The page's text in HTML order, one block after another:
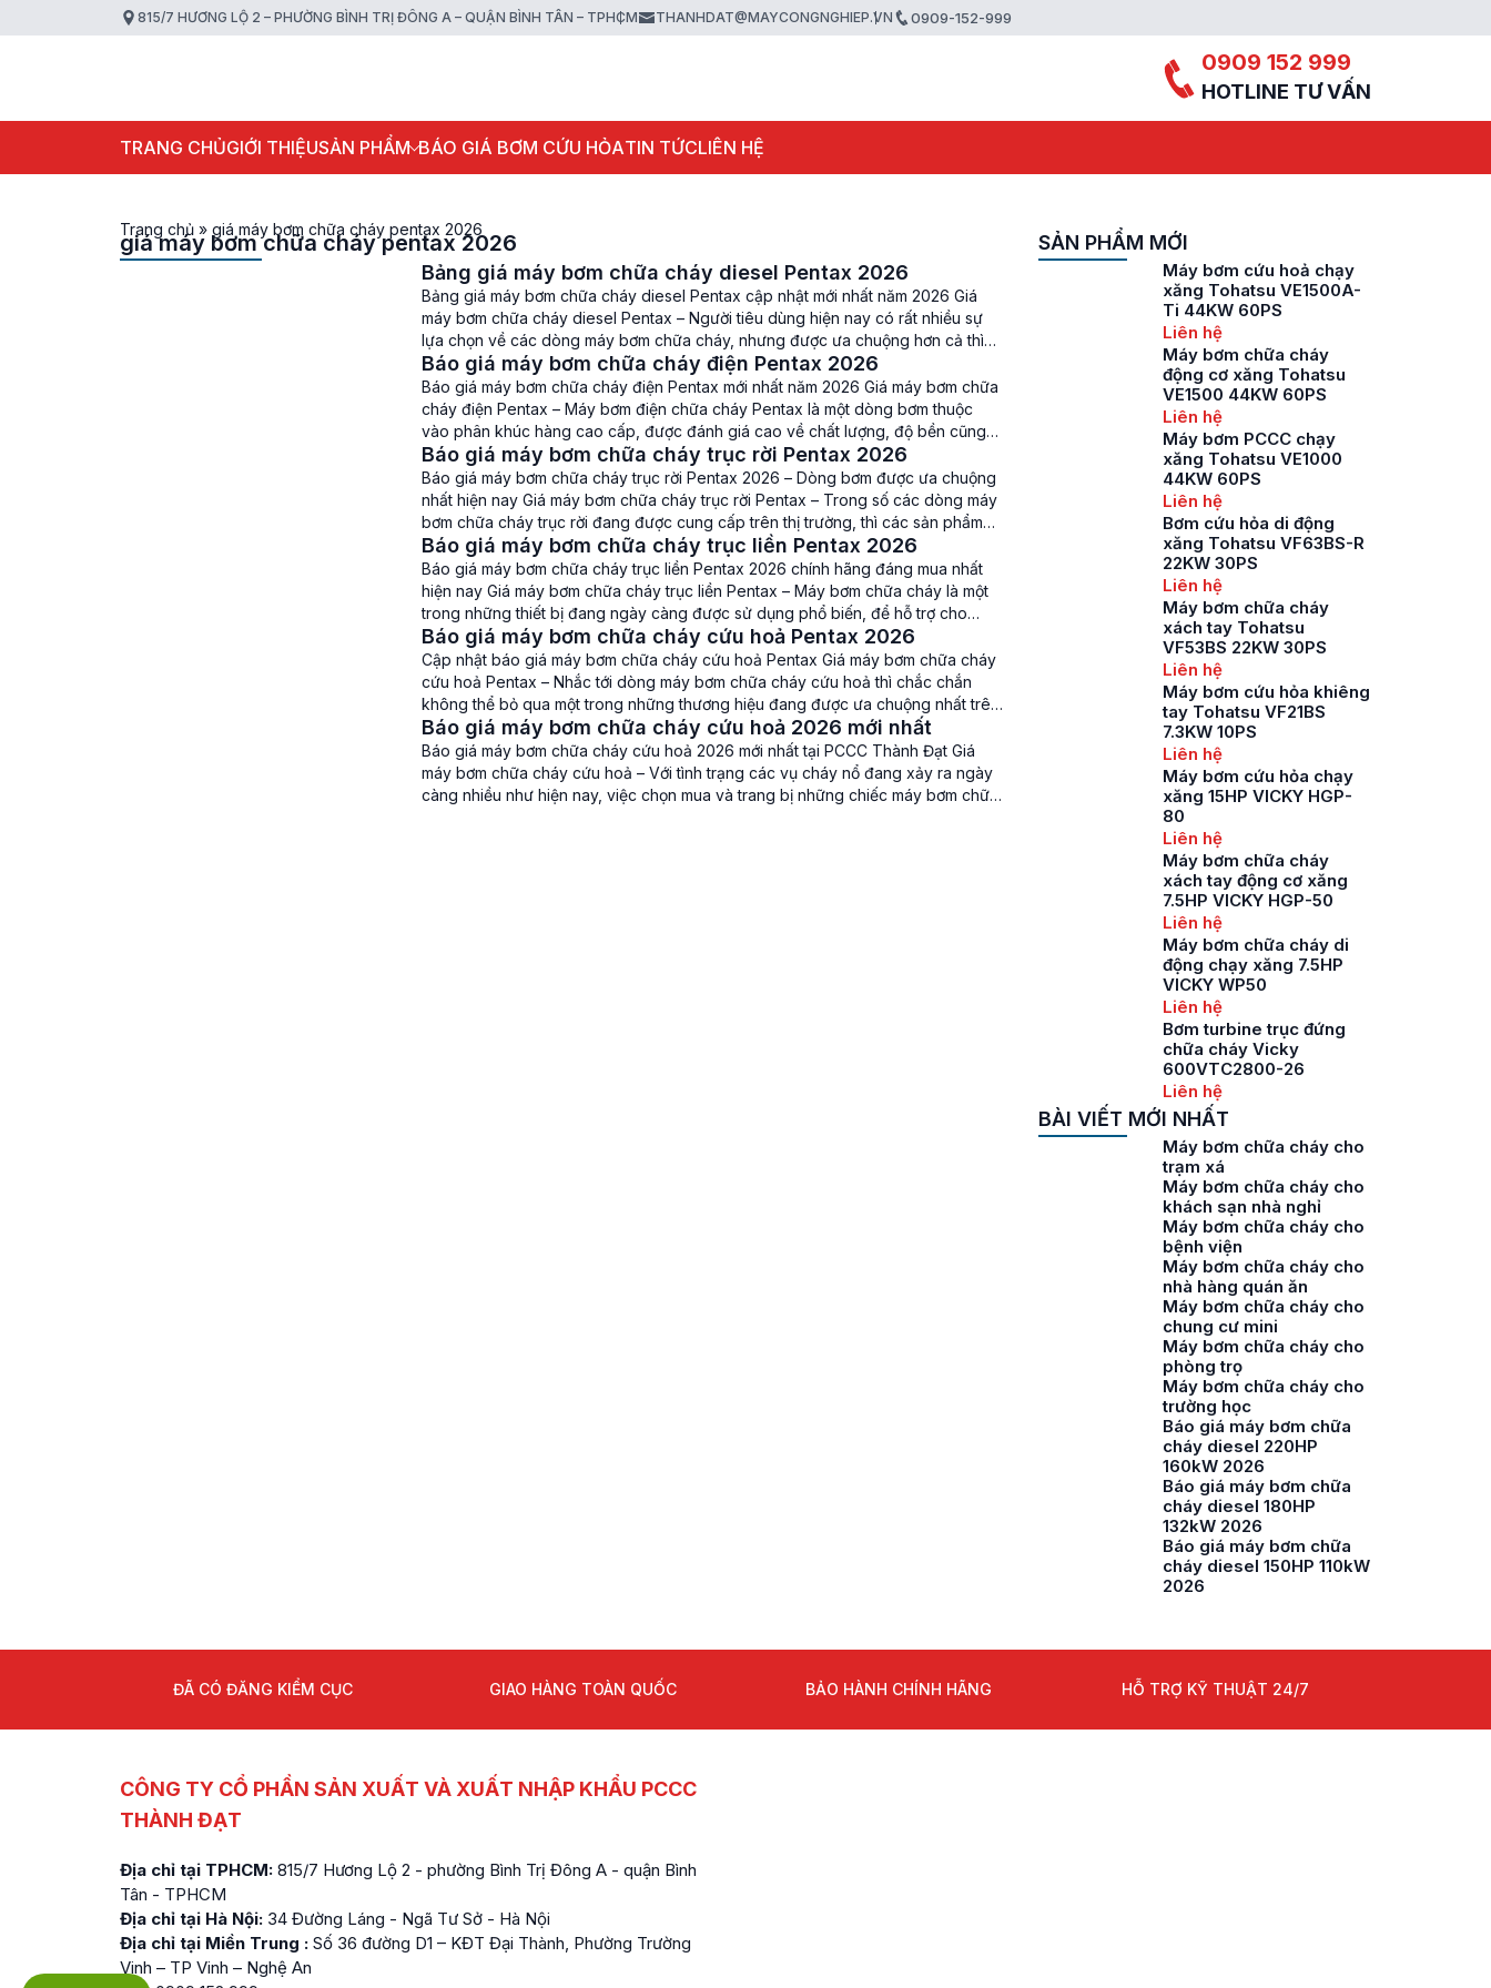
815/7 HƯƠNG LỘ 2 – PHƯỜNG BÌNH TRỊ ĐÔNG A – QUẬN BÌNH TÂN – TPHCM THANHDAT@MAYCONGNGHIEP.VN 0909-152-999
0909 152 999
HOTLINE TƯ VẤN
TRANG CHỦGIỚI THIỆUSẢN PHẨM BÁO GIÁ BƠM CỨU HỎATIN TỨCLIÊN HỆ
Trang chủ » giá máy bơm chữa cháy pentax 2026
giá máy bơm chữa cháy pentax 2026
Bảng giá máy bơm chữa cháy diesel Pentax 2026
Bảng giá máy bơm chữa cháy diesel Pentax cập nhật mới nhất năm 2026 Giá
máy bơm chữa cháy diesel Pentax – Người tiêu dùng hiện nay có rất nhiều sự
lựa chọn về các dòng máy bơm chữa cháy, nhưng được ưa chuộng hơn cả thì
vẫn phải nhắc tới dòng máy bơm chữa […]
Báo giá máy bơm chữa cháy điện Pentax 2026
Báo giá máy bơm chữa cháy điện Pentax mới nhất năm 2026 Giá máy bơm chữa
cháy điện Pentax – Máy bơm điện chữa cháy Pentax là một dòng bơm thuộc
vào phân khúc hàng cao cấp, được đánh giá cao về chất lượng, độ bền cũng
như hiệu suất làm việc, nhờ áp dụng […]
Báo giá máy bơm chữa cháy trục rời Pentax 2026
Báo giá máy bơm chữa cháy trục rời Pentax 2026 – Dòng bơm được ưa chuộng
nhất hiện nay Giá máy bơm chữa cháy trục rời Pentax – Trong số các dòng máy
bơm chữa cháy trục rời đang được cung cấp trên thị trường, thì các sản phẩm
bơm trục rời Pentax CA đang […]
Báo giá máy bơm chữa cháy trục liền Pentax 2026
Báo giá máy bơm chữa cháy trục liền Pentax 2026 chính hãng đáng mua nhất
hiện nay Giá máy bơm chữa cháy trục liền Pentax – Máy bơm chữa cháy là một
trong những thiết bị đang ngày càng được sử dụng phổ biến, để hỗ trợ cho
công tác chữa cháy khi có hoả […]
Báo giá máy bơm chữa cháy cứu hoả Pentax 2026
Cập nhật báo giá máy bơm chữa cháy cứu hoả Pentax Giá máy bơm chữa cháy
cứu hoả Pentax – Nhắc tới dòng máy bơm chữa cháy cứu hoả thì chắc chắn
không thể bỏ qua một trong những thương hiệu đang được ưa chuộng nhất trên
thị trường hiện nay, đó là máy bơm […]
Báo giá máy bơm chữa cháy cứu hoả 2026 mới nhất
Báo giá máy bơm chữa cháy cứu hoả 2026 mới nhất tại PCCC Thành Đạt Giá
máy bơm chữa cháy cứu hoả – Với tình trạng các vụ cháy nổ đang xảy ra ngày
càng nhiều như hiện nay, việc chọn mua và trang bị những chiếc máy bơm chữa
SẢN PHẨM MỚI
Máy bơm cứu hoả chạy
xăng Tohatsu VE1500A-
Ti 44KW 60PS
Liên hệ
Máy bơm chữa cháy
động cơ xăng Tohatsu
VE1500 44KW 60PS
Liên hệ
Máy bơm PCCC chạy
xăng Tohatsu VE1000
44KW 60PS
Liên hệ
Bơm cứu hỏa di động
xăng Tohatsu VF63BS-R
22KW 30PS
Liên hệ
Máy bơm chữa cháy
xách tay Tohatsu
VF53BS 22KW 30PS
Liên hệ
Máy bơm cứu hỏa khiêng
tay Tohatsu VF21BS
7.3KW 10PS
Liên hệ
Máy bơm cứu hỏa chạy
xăng 15HP VICKY HGP-
80
Liên hệ
Máy bơm chữa cháy
xách tay động cơ xăng
7.5HP VICKY HGP-50
Liên hệ
Máy bơm chữa cháy di
động chạy xăng 7.5HP
VICKY WP50
Liên hệ
Bơm turbine trục đứng
chữa cháy Vicky
600VTC2800-26
Liên hệ
BÀI VIẾT MỚI NHẤT
Máy bơm chữa cháy cho
trạm xá
Máy bơm chữa cháy cho
khách sạn nhà nghỉ
Máy bơm chữa cháy cho
bệnh viện
Máy bơm chữa cháy cho
nhà hàng quán ăn
Máy bơm chữa cháy cho
chung cư mini
Máy bơm chữa cháy cho
phòng trọ
Máy bơm chữa cháy cho
trường học
Báo giá máy bơm chữa
cháy diesel 220HP
160kW 2026
Báo giá máy bơm chữa
cháy diesel 180HP
132kW 2026
Báo giá máy bơm chữa
cháy diesel 150HP 110kW
2026
ĐÃ CÓ ĐĂNG KIỂM CỤC GIAO HÀNG TOÀN QUỐC BẢO HÀNH CHÍNH HÃNG HỖ TRỢ KỸ THUẬT 24/7
CÔNG TY CỔ PHẦN SẢN XUẤT VÀ XUẤT NHẬP KHẨU PCCC
THÀNH ĐẠT
Địa chỉ tại TPHCM: 815/7 Hương Lộ 2 - phường Bình Trị Đông A - quận Bình
Tân - TPHCM
Địa chỉ tại Hà Nội: 34 Đường Láng - Ngã Tư Sở - Hà Nội
Địa chỉ tại Miền Trung : Số 36 đường D1 – KĐT Đại Thành, Phường Trường
Vinh – TP Vinh – Nghệ An